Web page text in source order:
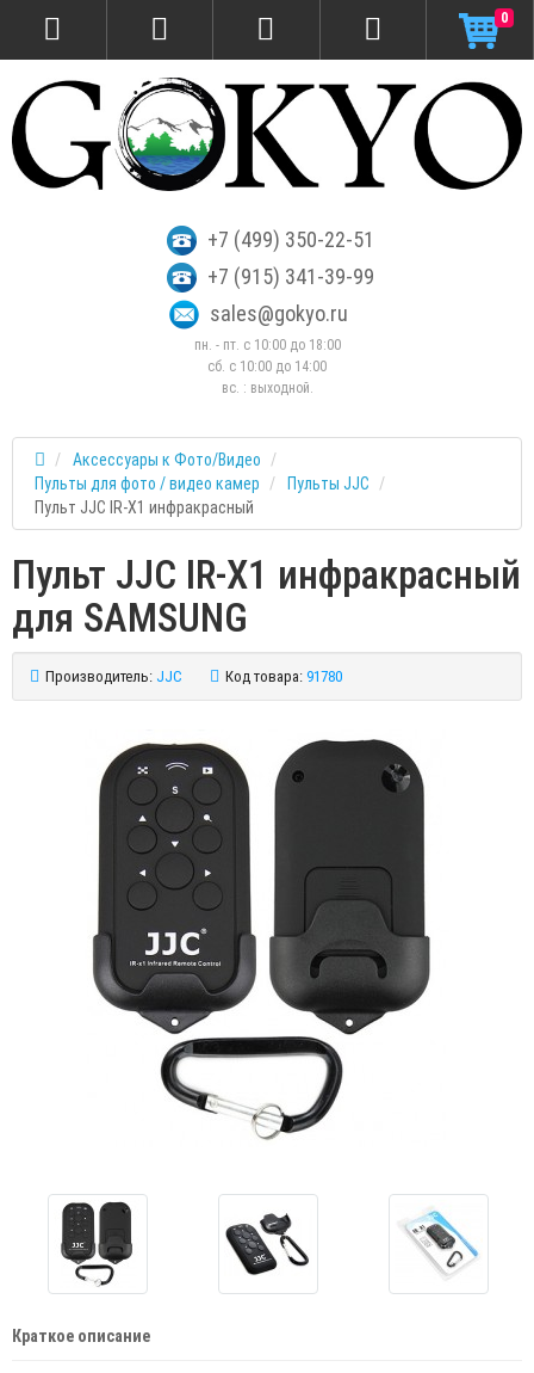
+7 (499) 350-22-51
+7 (915) 341-39-99
sales@gokyo.ru
пн. - пт. с 10:00 до 18:00
сб. c 10:00 до 14:00
вс. : выходной.
0
Аксессуары к Фото/Видео
Пульты для фото / видео камер
Пульты JJC
Пульт JJC IR-X1 инфракрасный
Пульт JJC IR-X1 инфракрасный
для SAMSUNG
Производитель: JJC Код товара: 91780
Краткое описание